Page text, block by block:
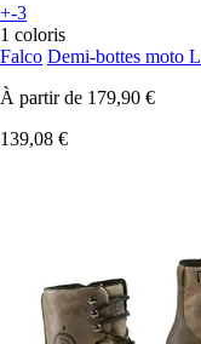
+-3
1 coloris
Falco Demi-bottes moto
À partir de 179,90 €
139,08 €